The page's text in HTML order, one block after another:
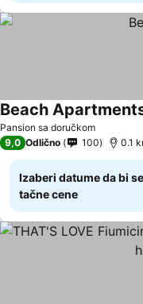
Pansion sa doručkom
Beach
9,0 Odlično 100 0.1
Izaberi datume da bi
tačne cene